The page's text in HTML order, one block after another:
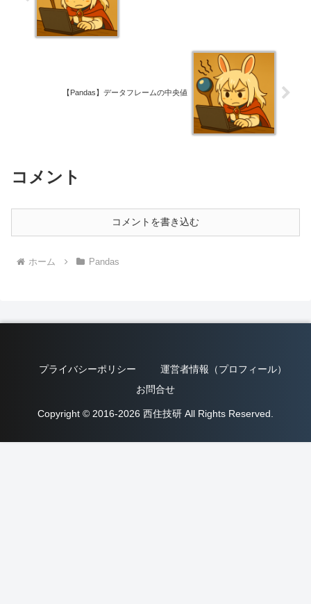
【Pandas】データフレームの中央値
コメント
コメントを書き込む
ホーム Pandas
プライバシーポリシー
運営者情報（プロフィール）
お問合せ
Copyright © 2016-2026 西住技研 All Rights Reserved.